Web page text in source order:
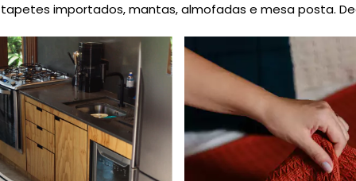
importados, mantas, almofadas e mesa posta.